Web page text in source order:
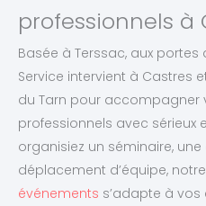
professionnels à
Basée à Terssac, aux portes
Service intervient à Castres
du Tarn pour accompagner
professionnels avec sérieux
organisiez un séminaire,
déplacement d’équipe, notre
événements s’adapte à